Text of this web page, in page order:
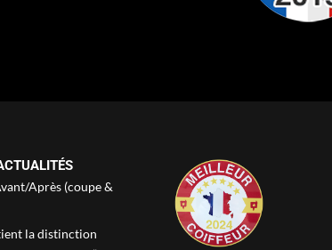
Après (coupe &
la distinction